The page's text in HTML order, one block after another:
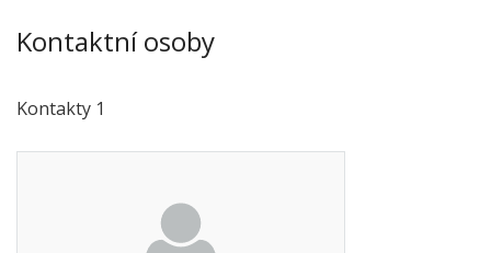
Kontaktní osoby
Kontakty 1